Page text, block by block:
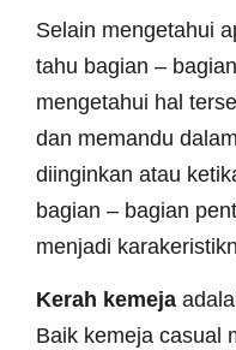
Selain mengetahui
tahu bagian –
mengetahui hal
dan memandu
diinginkan atau
bagian – bagian
menjadi
Kerah kemeja
Baik kemeja casual